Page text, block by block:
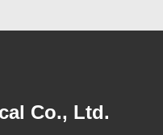
Co., Ltd.